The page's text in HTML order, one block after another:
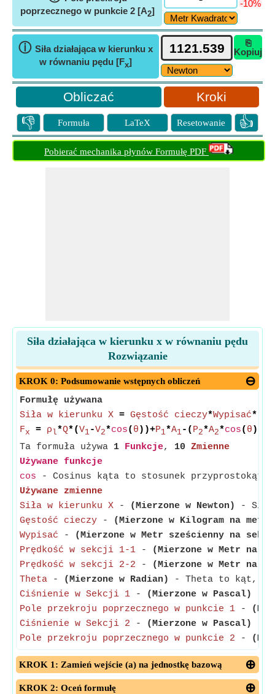
poprzecznego w punkcie 2 [A2]
-10%
ⓘ Siła działająca w kierunku x
w równaniu pędu [Fx]
⎘
Kopiuj
Kroki
👎 Formuła LaTeX Resetowanie 👍
Pobierać mechanika płynów Formułę PDF
Siła działająca w kierunku x w równaniu pędu
Rozwiązanie
KROK 0: Podsumowanie wstępnych obliczeń
Formułę używana
Siła w kierunku X = Gęstość cieczy*Wypisać*(
Fx = ρ l*Q*(V1-V2*cos( θ ))+P1*A1-( P2*A2*cos( θ ))
Ta formuła używa 1 Funkcje, 10 Zmienne
Używane funkcje
cos - Cosinus kąta to stosunek
Używane zmienne
Siła w kierunku X - (Mierzone w Newton)
- Siłę
Gęstość cieczy -
(Mierzone w Kilogram na metr
Wypisać -
(Mierzone w Metr sześcienny na
Prędkość w sekcji 1-1 -
(Mierzone w Metr na
Prędkość w sekcji 2-2 -
(Mierzone w Metr na
Theta - (Mierzone w Radian)
- Theta to kąt,
Ciśnienie w Sekcji 1 - (Mierzone w Pascal)
Pole przekroju poprzecznego w punkcie 1 -
Ciśnienie w Sekcji 2 - (Mierzone w Pascal)
Pole przekroju poprzecznego w punkcie 2 -
KROK 1: Zamień wejście (a) na jednostkę bazową
KROK 2: Oceń formułę